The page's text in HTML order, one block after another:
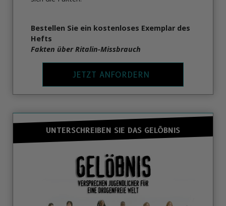
Bestellen Sie ein kostenloses Exemplar des
Hefts
Fakten über Ritalin-Missbrauch
JETZT ANFORDERN
UNTERSCHREIBEN SIE DAS GELÖBNIS